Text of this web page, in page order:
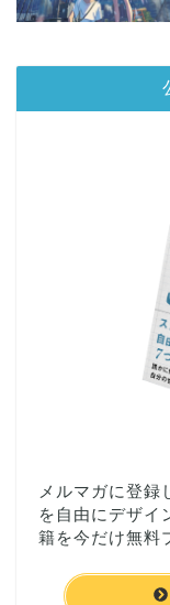
メルマガに登録
を自由にデザイ
籍を今だけ無料